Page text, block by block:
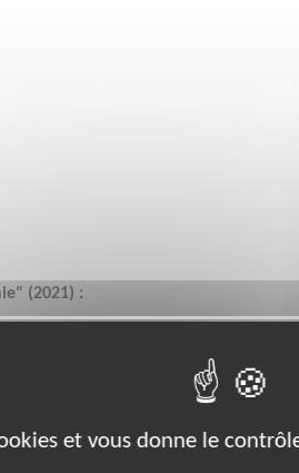
(2021) :
protegeons-l-amazonie-4-
Amazone :
et vous donne le